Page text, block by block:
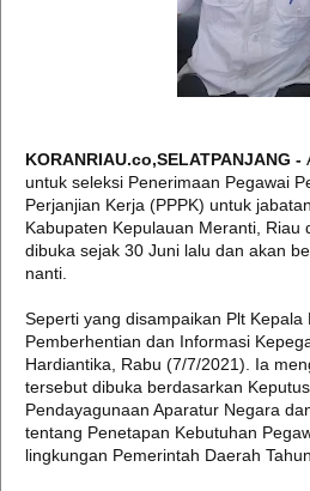
KORANRIAU.co,SELATPANJANG -
untuk seleksi Penerimaan Pegawai
Perjanjian Kerja (PPPK) untuk
Kabupaten Kepulauan Meranti, Riau
dibuka sejak 30 Juni lalu dan akan
nanti.
Seperti yang disampaikan Plt Kepala
Pemberhentian dan Informasi
Hardiantika, Rabu (7/7/2021). Ia
tersebut dibuka berdasarkan
Pendayagunaan Aparatur Negara
tentang Penetapan Kebutuhan
lingkungan Pemerintah Daerah